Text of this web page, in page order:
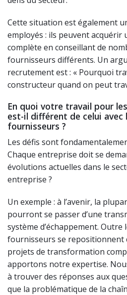
Cette situation est également
employés : ils peuvent acquérir
complète en conseillant de
fournisseurs différents. Un
recrutement est : « Pourquoi
constructeur quand on peut
En quoi votre travail pour
est-il différent de celui avec
fournisseurs ?
Les défis sont
Chaque entreprise doit se
évolutions actuelles dans le
entreprise ?
Un exemple : à l’avenir, la
pourront se passer d’une
système d’échappement. Outre
fournisseurs se repositionnent
projets de transformation
apportons notre expertise.
à trouver des réponses aux
que la problématique de la